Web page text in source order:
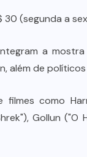
30 (segunda a
a mostra
além de
filmes como
Gollun